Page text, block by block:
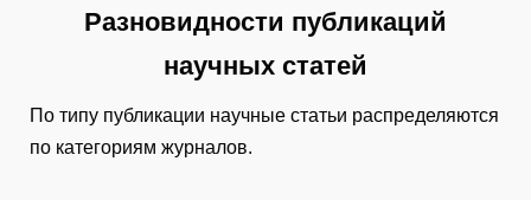
Разновидности публикаций
научных статей
По типу публикации научные статьи распределяются
по категориям журналов.